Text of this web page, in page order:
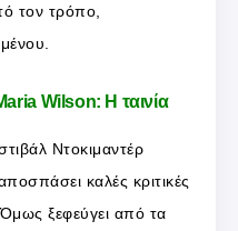
τον τρόπο,
Wilson: Η ταινία
Ντοκιμαντέρ
καλές κριτικές
ξεφεύγει από τα